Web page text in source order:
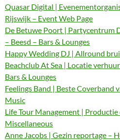
Quasar Digital |
Rijswijk – Event Web Page
De Betuwe Poort | Partycentrum
– Beesd – Bars & Lounges
Happy Wedding DJ | Allround
Beachclub At Sea | Locatie
Bars & Lounges
Feelings Band | Beste Coverband
Music
Life Tour Management |
Miscellaneous
Anne Jacobs | Gezin reportage –